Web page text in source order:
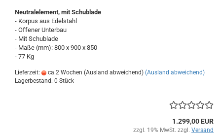
Neutralelement, mit Schublade
- Korpus aus Edelstahl
- Offener Unterbau
- Mit Schublade
- Maße (mm): 800 x 900 x 850
- 77 Kg
Lieferzeit: ca.2 Wochen (Ausland abweichend) (Ausland abweichend)
Lagerbestand: 0 Stück
1.299,00 EUR
zzgl. 19% MwSt. zzgl. Versand